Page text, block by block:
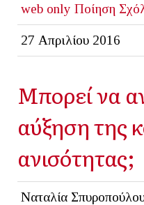
web only Ποίηση
27 Απριλίου 2016
Μπορεί να
αύξηση της
ανισότητας;
Ναταλία